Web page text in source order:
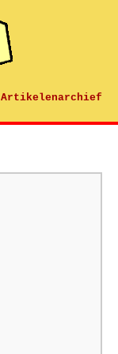
Artikelenarchief